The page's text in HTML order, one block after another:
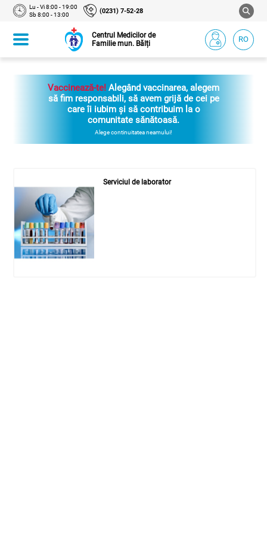
Lu - Vi 8:00 - 19:00
Sb 8:00 - 13:00
(0231) 7-52-28
Centrul Medicilor de
Familie mun. Bălți
RO
Vaccinează-te! Alegând vaccinarea, alegem
să fim responsabili, să avem grijă de cei pe
care îi iubim și să contribuim la o
comunitate sănătoasă.
Alege continuitatea neamului!
Serviciul de laborator